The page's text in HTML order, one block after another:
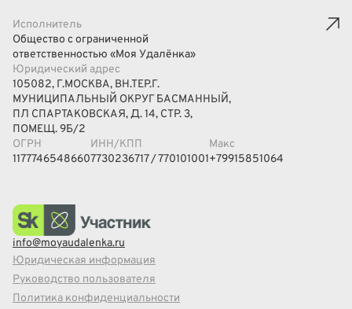
Исполнитель
Общество с ограниченной
ответственностью «Моя Удалёнка»
Юридический адрес
105082, Г.МОСКВА, ВН.ТЕР.Г.
МУНИЦИПАЛЬНЫЙ ОКРУГ БАСМАННЫЙ,
ПЛ СПАРТАКОВСКАЯ, Д. 14, СТР. 3,
ПОМЕЩ. 9Б/2
ОГРН
1177746548660
ИНН/КПП
7730236717 / 770101001
Макс
+79915851064
info@moyaudalenka.ru
Юридическая информация
Руководство пользователя
Политика конфиденциальности